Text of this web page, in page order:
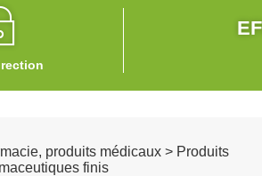
produits médicaux > Produits
finis